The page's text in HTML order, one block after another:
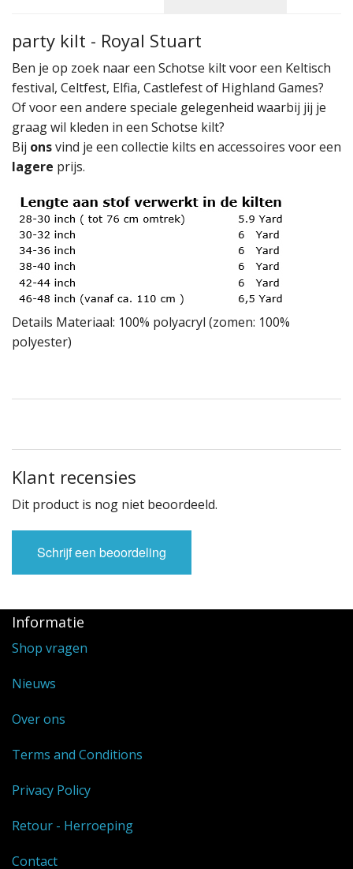
party kilt - Royal Stuart
Ben je op zoek naar een Schotse kilt voor een Keltisch
festival, Celtfest, Elfia, Castlefest of Highland Games?
Of voor een andere speciale gelegenheid waarbij jij je
graag wil kleden in een Schotse kilt?
Bij onsvind je een collectie kilts en accessoires voor een
lagere prijs.
Details Materiaal: 100% polyacryl (zomen: 100%
polyester)
Klant recensies
Dit product is nog niet beoordeeld.
Schrijf een beoordeling
Informatie
Shop vragen
Nieuws
Over ons
Terms and Conditions
Privacy Policy
Retour - Herroeping
Contact